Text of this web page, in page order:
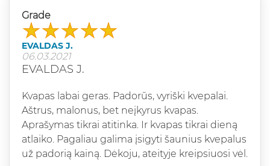
Grade
EVALDAS J.
06.03.2021
EVALDAS J.
Kvapas labai geras. Padorūs, vyriški kvepalai.
Aštrus, malonus, bet neįkyrus kvapas.
Aprašymas tikrai atitinka. Ir kvapas tikrai dieną
atlaiko. Pagaliau galima įsigyti šaunius kvepalus
už padorią kainą. Dėkoju, ateityje kreipsiuosi vėl.